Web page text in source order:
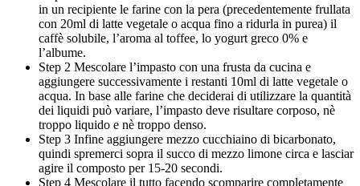
in un recipiente le farine con la pera (precedentemente frullata
con 20ml di latte vegetale o acqua fino a ridurla in purea) il
caffè solubile, l’aroma al toffee, lo yogurt greco 0% e
l’albume.
Step 2 Mescolare l’impasto con una frusta da cucina e
aggiungere successivamente i restanti 10ml di latte vegetale o
acqua. In base alle farine che deciderai di utilizzare la quantità
dei liquidi può variare, l’impasto deve risultare corposo, nè
troppo liquido e nè troppo denso.
Step 3 Infine aggiungere mezzo cucchiaino di bicarbonato,
quindi spremerci sopra il succo di mezzo limone circa e lasciar
agire il composto per 15-20 secondi.
Step 4 Mescolare il tutto facendo scomparire completamente